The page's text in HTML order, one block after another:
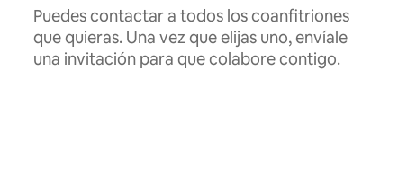
Puedes contactar a todos los coanfitriones
que quieras. Una vez que elijas uno, envíale
una invitación para que colabore contigo.